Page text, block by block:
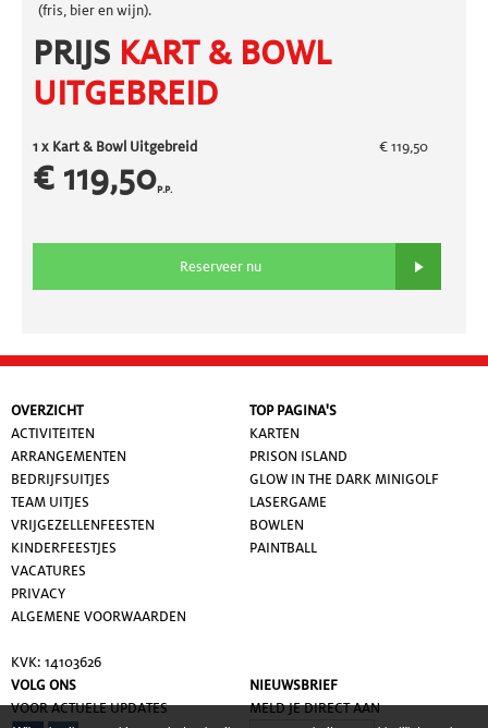
(fris, bier en wijn).
PRIJS KART & BOWL
UITGEBREID
1 x Kart & Bowl Uitgebreid € 119,50
€ 119,50P.P.
Reserveer nu
OVERZICHT
ACTIVITEITEN
ARRANGEMENTEN
BEDRIJFSUITJES
TEAM UITJES
VRIJGEZELLENFEESTEN
KINDERFEESTJES
VACATURES
PRIVACY
ALGEMENE VOORWAARDEN
KVK: 14103626
TOP PAGINA'S
KARTEN
PRISON ISLAND
GLOW IN THE DARK MINIGOLF
LASERGAME
BOWLEN
PAINTBALL
VOLG ONS
VOOR ACTUELE UPDATES
NIEUWSBRIEF
MELD JE DIRECT AAN